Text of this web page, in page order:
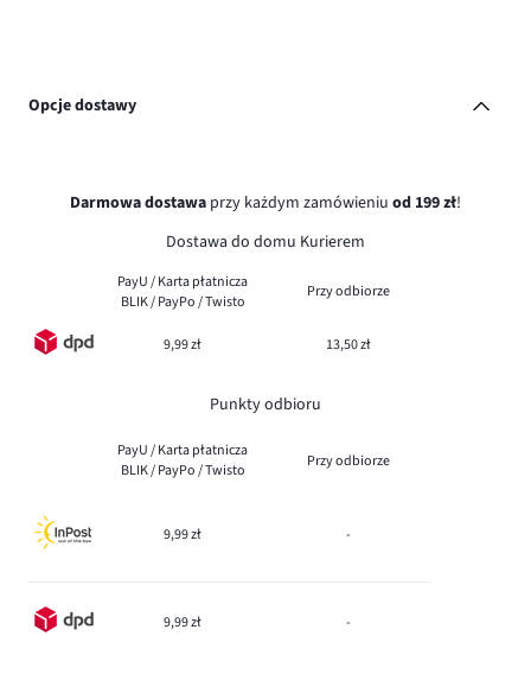
Opcje dostawy
Darmowa dostawa przy każdym zamówieniu od 199 zł!
Dostawa do domu Kurierem
PayU / Karta płatnicza
BLIK / PayPo / Twisto
Przy odbiorze
9,99 zł 13,50 zł
Punkty odbioru
PayU / Karta płatnicza
BLIK / PayPo / Twisto
Przy odbiorze
9,99 zł -
9,99 zł -